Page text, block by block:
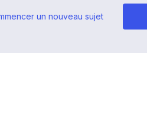
un nouveau sujet